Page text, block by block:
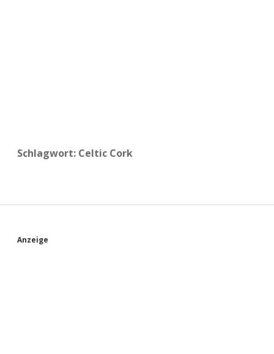
Schlagwort: Celtic Cork
S
Anzeige